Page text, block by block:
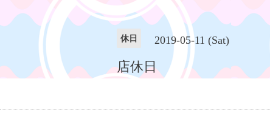
休日 2019-05-11 (Sat)
店休日